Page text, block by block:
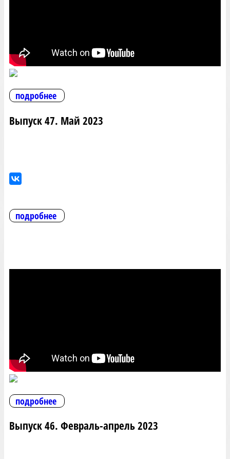
подробнее
Выпуск 47. Май 2023
подробнее
подробнее
Выпуск 46. Февраль-апрель 2023